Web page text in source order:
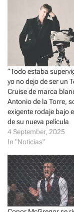
o
T
w
e
r
(
O
p
e
n
s
i
n
n
e
w
w
i
n
d
o
w
)
r
e
o
n
F
a
c
e
o
o
k
(
O
p
e
n
s
i
n
w
w
i
n
d
o
w
)
“Todo estaba
yo no dejo de ser un
Cruise de marca
Antonio de la Torre,
exigente rodaje bajo
de su nueva película
4 September, 2025
In "Noticias"